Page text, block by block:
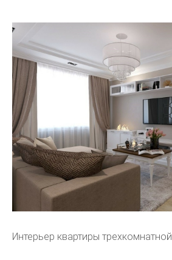
Интерьер квартиры трехкомнатной